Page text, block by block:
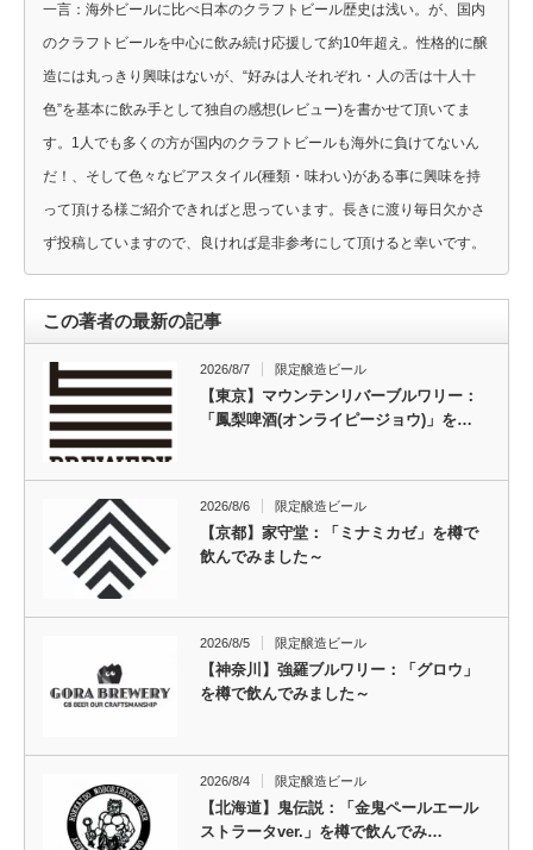
一言：海外ビールに比べ日本のクラフトビール歴史は浅い。が、国内
のクラフトビールを中心に飲み続け応援して約10年超え。性格的に醸
造には丸っきり興味はないが、“好みは人それぞれ・人の舌は十人十
色”を基本に飲み手として独自の感想(レビュー)を書かせて頂いてま
す。1人でも多くの方が国内のクラフトビールも海外に負けてないん
だ！、そして色々なビアスタイル(種類・味わい)がある事に興味を持
って頂ける様ご紹介できればと思っています。長きに渡り毎日欠かさ
ず投稿していますので、良ければ是非参考にして頂けると幸いです。
この著者の最新の記事
2026/8/7 限定醸造ビール
【東京】マウンテンリバーブルワリー：
「鳳梨啤酒(オンライピージョウ)」を…
2026/8/6 限定醸造ビール
【京都】家守堂：「ミナミカゼ」を樽で
飲んでみました～
2026/8/5 限定醸造ビール
【神奈川】強羅ブルワリー：「グロウ」
を樽で飲んでみました～
2026/8/4 限定醸造ビール
【北海道】鬼伝説：「金鬼ペールエール
ストラータver.」を樽で飲んでみ…